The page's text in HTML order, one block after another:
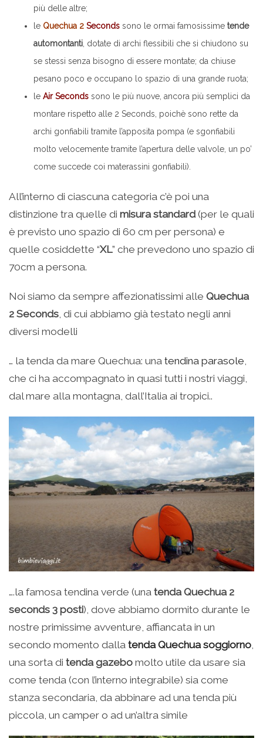
più delle altre;
le Quechua 2 Seconds sono le ormai famosissime tende
automontanti , dotate di archi flessibili che si chiudono su
se stessi senza bisogno di essere montate; da chiuse
pesano poco e occupano lo spazio di una grande ruota;
le Air Seconds sono le più nuove, ancora più semplici da
montare rispetto alle 2 Seconds, poichè sono rette da
archi gonfiabili tramite l’apposita pompa (e sgonfiabili
molto velocemente tramite l’apertura delle valvole, un po’
come succede coi materassini gonfiabili).
All’interno di ciascuna categoria c’è poi una
distinzione tra quelle di misura standard (per le quali
è previsto uno spazio di 60 cm per persona) e
quelle cosiddette “XL” che prevedono uno spazio di
70cm a persona.
Noi siamo da sempre affezionatissimi alle Quechua
2 Seconds , di cui abbiamo già testato negli anni
diversi modelli
… la tenda da mare Quechua: una tendina parasole
che ci ha accompagnato in quasi tutti i nostri viaggi,
dal mare alla montagna, dall’Italia ai tropici..
….la famosa tendina verde (una tenda Quechua 2
seconds 3 posti), dove abbiamo dormito durante le
nostre primissime avventure, affiancata in un
secondo momento dalla tenda Quechua soggiorno,
una sorta di tenda gazebo molto utile da usare sia
come tenda (con l’interno integrabile) sia come
stanza secondaria, da abbinare ad una tenda più
piccola, un camper o ad un’altra simile